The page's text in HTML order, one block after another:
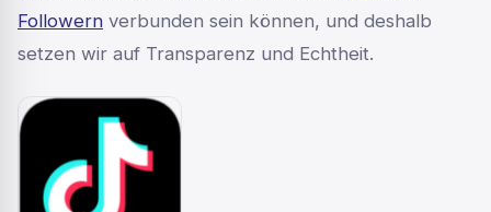
Followern verbunden sein können, und deshalb
setzen wir auf Transparenz und Echtheit.